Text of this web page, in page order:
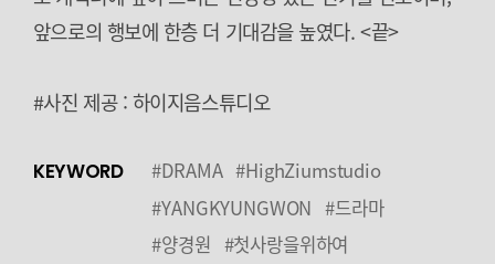
앞으로의 행보에 한층 더 기대감을 높였다. <끝>
#사진 제공 : 하이지음스튜디오
KEYWORD #DRAMA #HighZiumstudio
#YANGKYUNGWON #드라마
#양경원 #첫사랑을위하여